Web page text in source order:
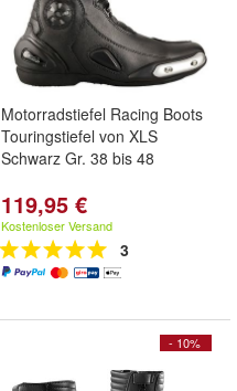
Motorradstiefel Racing Boots
Touringstiefel von XLS
Schwarz Gr. 38 bis 48
119,95 €
Kostenloser Versand
3
- 10%